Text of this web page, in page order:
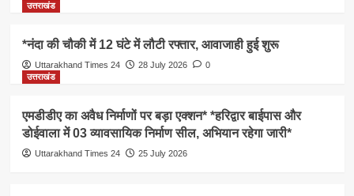
उत्तराखंड
*नंदा की चौकी में 12 घंटे में लौटी रफ्तार, आवाजाही हुई शुरू
Uttarakhand Times 24 28 July 2026
0
उत्तराखंड
एमडीडीए का अवैध निर्माणों पर बड़ा एक्शन* *हरिद्वार बाईपास और
डोईवाला में 03 व्यावसायिक निर्माण सील, अभियान रहेगा जारी*
Uttarakhand Times 24 25 July 2026